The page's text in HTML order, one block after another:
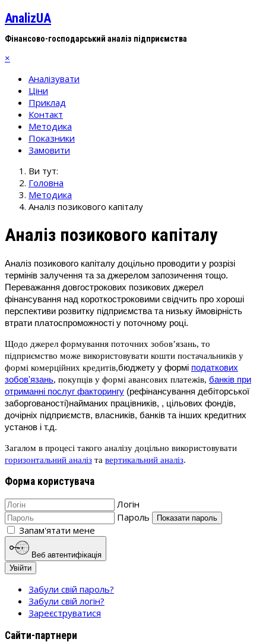
AnalizUA
Фінансово-господарський аналіз підприємства
×
Аналізувати
Ціни
Приклад
Контакт
Методика
Показники
Замовити
Ви тут:
Головна
Методика
Аналіз позикового капіталу
Аналіз позикового капіталу
Аналіз позикового капіталу доцільно проводити у розрізі
термінів залучення та за джерелом запозичення тощо.
Переважання довгострокових позикових джерел
фінансування над короткостроковими свідчить про хороші
перспективи розвитку підприємства та низьку ймовірність
втрати платоспроможності у поточному році.
Щодо джерел формування поточних зобов’язань, то
підприємство може використовувати кошти постачальників у
формі комерційних кредитів,бюджету у формі податкових
зобов'язань, покупців у формі авансових платежів, банків при
отриманні послуг факторингу (рефінансування дебіторської
заборгованості)найманих працівників, , цільових фондів,
дочірніх підприємств, власників, банків та інших кредитних
установ і т.д.
Загалом в процесі такого аналізу доцільно використовувати
горизонтальний аналіз та вертикальний аналіз.
Форма користувача
Логін
Пароль
Показати пароль
Запам'ятати мене
Веб автентифікація
Увійти
Забули свій пароль?
Забули свій логін?
Зареєструватися
Сайти-партнери